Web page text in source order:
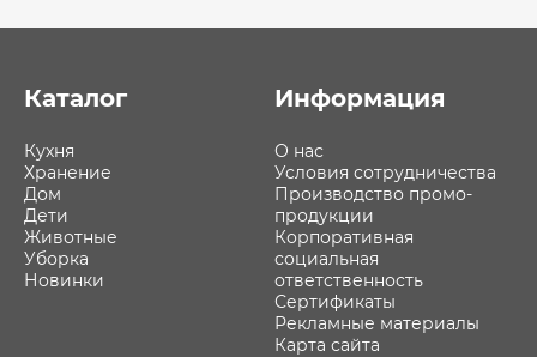
Каталог
Кухня
Хранение
Дом
Дети
Животные
Уборка
Новинки
Информация
О нас
Условия сотрудничества
Производство промо-
продукции
Корпоративная
социальная
ответственность
Сертификаты
Рекламные материалы
Карта сайта